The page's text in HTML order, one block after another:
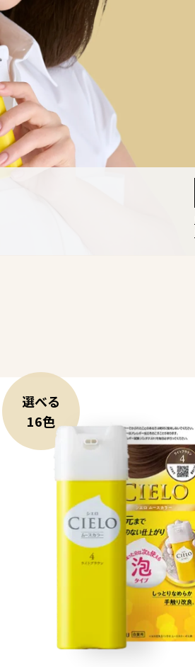
選べる
16色